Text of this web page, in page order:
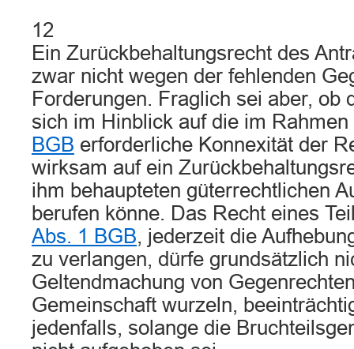
12
Ein Zurückbehaltungsrecht des
zwar nicht wegen der fehlenden
Forderungen. Fraglich sei aber, ob
sich im Hinblick auf die im
BGB erforderliche Konnexität der
wirksam auf ein
ihm behaupteten güterrechtlichen
berufen könne. Das Recht eines
Abs. 1 BGB, jederzeit die
zu verlangen, dürfe grundsätzlich
Geltendmachung von
Gemeinschaft wurzeln,
jedenfalls, solange die